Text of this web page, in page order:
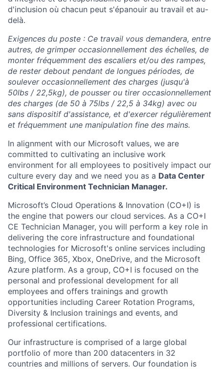
d'inclusion où chacun peut s'épanouir au travail et au-
delà.
Exigences du poste : Ce travail vous demandera, entre
autres, de grimper occasionnellement des échelles, de
monter fréquemment des escaliers et/ou des rampes,
de rester debout pendant de longues périodes, de
soulever occasionnellement des charges (jusqu'à
50lbs / 22,5kg), de pousser ou tirer occasionnellement
des charges (de 50 à 75lbs / 22,5 à 34kg) avec ou
sans dispositif d'assistance, et d'exercer régulièrement
et fréquemment une manipulation fine des mains.
In alignment with our Microsoft values, we are
committed to cultivating an inclusive work
environment for all employees to positively impact our
culture every day and we need you as a Data Center
Critical Environment Technician Manager.
Microsoft’s Cloud Operations & Innovation (CO+I) is
the engine that powers our cloud services. As a CO+I
CE Technician Manager, you will perform a key role in
delivering the core infrastructure and foundational
technologies for Microsoft's online services including
Bing, Office 365, Xbox, OneDrive, and the Microsoft
Azure platform. As a group, CO+I is focused on the
personal and professional development for all
employees and offers trainings and growth
opportunities including Career Rotation Programs,
Diversity & Inclusion trainings and events, and
professional certifications.
Our infrastructure is comprised of a large global
portfolio of more than 200 datacenters in 32
countries and millions of servers. Our foundation is